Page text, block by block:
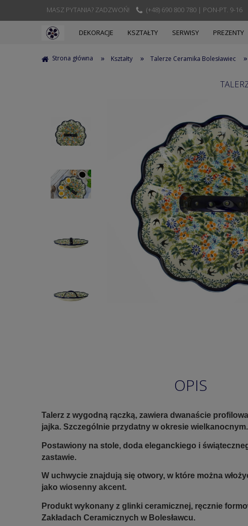
MASZ PYTANIA? ZADZWOŃ! (+48) 690 800 780 | PON-PT. 9-16
DEKORACJE KSZTAŁTY SERWISY PREZENTY
Strona główna » Kształty » Talerze Ceramika Bolesławiec »
OPIS
Talerz z wygodną rączką, zawiera dwanaście
jajka. Szczególnie przydatny w okresie wielkanocnym.
Postawiony na stole, doda eleganckiego i
zastawie.
W uchwycie znajdują się otwory, w które można
jako wiosenny akcent.
Produkt wykonany z glinki ceramicznej, ręcznie
Zakładach Ceramicznych w Bolesławcu.